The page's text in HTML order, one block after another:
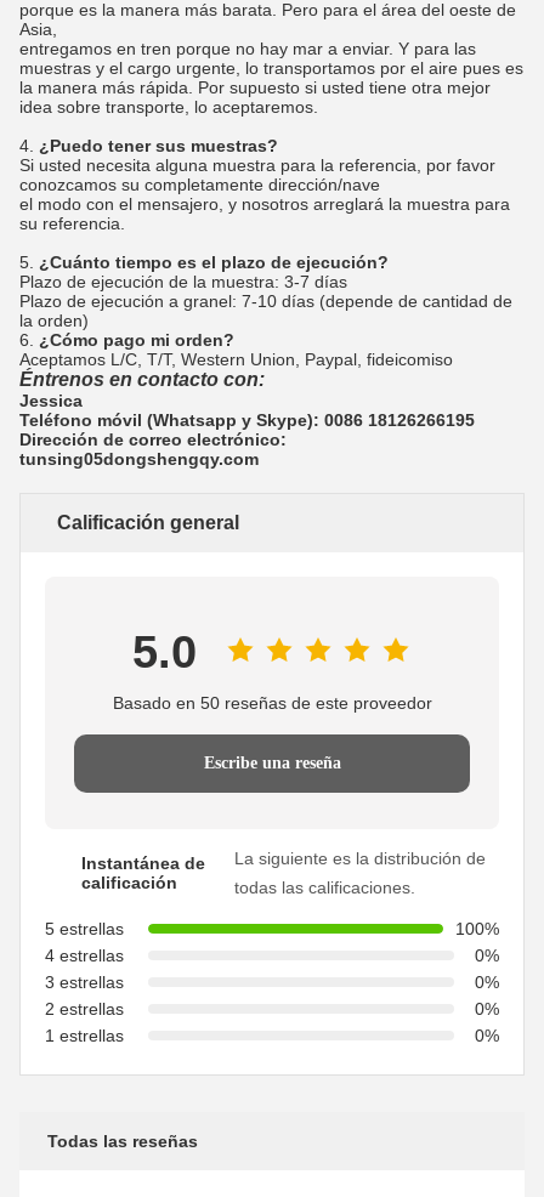
porque es la manera más barata. Pero para el área del oeste de
Asia,
entregamos en tren porque no hay mar a enviar. Y para las
muestras y el cargo urgente, lo transportamos por el aire pues es
la manera más rápida. Por supuesto si usted tiene otra mejor
idea sobre transporte, lo aceptaremos.
4. ¿Puedo tener sus muestras?
Si usted necesita alguna muestra para la referencia, por favor
conozcamos su completamente dirección/nave
el modo con el mensajero, y nosotros arreglará la muestra para
su referencia.
5. ¿Cuánto tiempo es el plazo de ejecución?
Plazo de ejecución de la muestra: 3-7 días
Plazo de ejecución a granel: 7-10 días (depende de cantidad de
la orden)
6. ¿Cómo pago mi orden?
Aceptamos L/C, T/T, Western Union, Paypal, fideicomiso
Éntrenos en contacto con:
Jessica
Teléfono móvil (Whatsapp y Skype): 0086 18126266195
Dirección de correo electrónico:
tunsing05dongshengqy.com
Calificación general
5.0
Basado en 50 reseñas de este proveedor
Escribe una reseña
Instantánea de
calificación
La siguiente es la distribución de
todas las calificaciones.
5 estrellas
100%
4 estrellas
0%
3 estrellas
0%
2 estrellas
0%
1 estrellas
0%
Todas las reseñas